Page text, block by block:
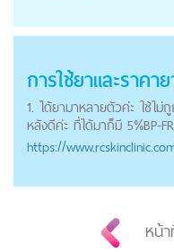
การใช้ยาและราคา
1. ได้ยามาหลายตัวค่ะ ใช้ไม่
หลังดีค่ะ ที่ได้มาก็มี 5%BP-
https://
หน้